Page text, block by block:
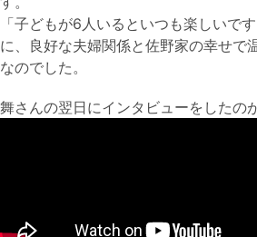
「子どもが6人いるといつも楽しいで
に、良好な夫婦関係と佐野家の幸せで
なのでした。
舞さんの翌日にインタビューをしたの